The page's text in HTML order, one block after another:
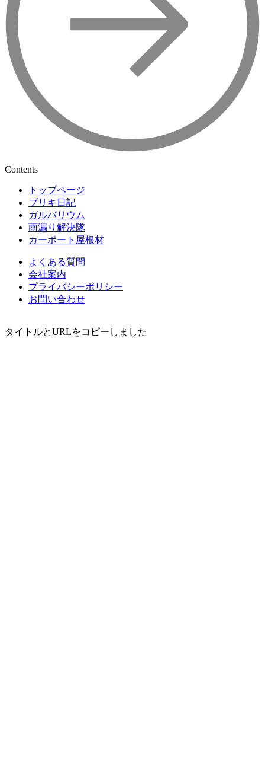
Contents
トップページ
ブリキ日記
ガルバリウム
雨漏り解決隊
カーポート屋根材
よくある質問
会社案内
プライバシーポリシー
お問い合わせ
タイトルとURLをコピーしました